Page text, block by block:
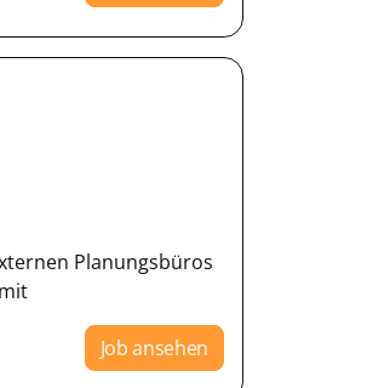
Planungsbüros
Job ansehen